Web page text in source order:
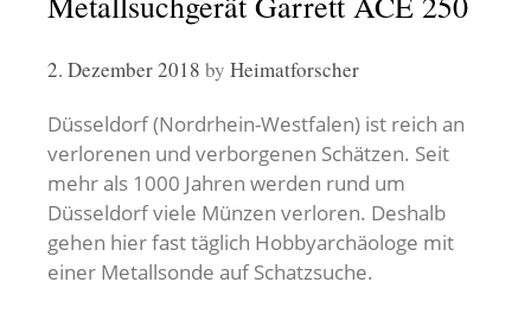
2. Dezember 2018 by Heimatforscher
Düsseldorf (Nordrhein-Westfalen) ist reich an
verlorenen und verborgenen Schätzen. Seit
mehr als 1000 Jahren werden rund um
Düsseldorf viele Münzen verloren. Deshalb
gehen hier fast täglich Hobbyarchäologe mit
einer Metallsonde auf Schatzsuche.